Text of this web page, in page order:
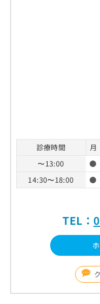
診療時間 月
〜13:00
●
14:30〜18:00
●
TEL：